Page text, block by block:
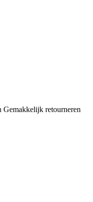
Gemakkelijk retourneren